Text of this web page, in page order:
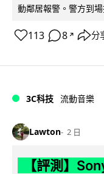
動鄰居報警。警方到
113 8 ↗ 分
3C科技 流動音樂
Lawton 2 日
【評測】